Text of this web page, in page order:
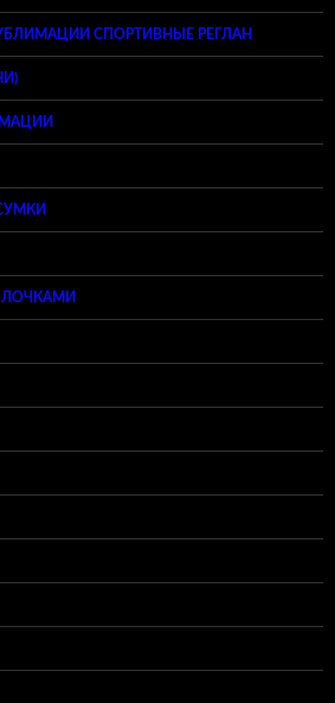
СПОРТИВНЫЕ РЕГЛАН